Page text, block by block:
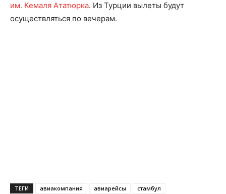
им. Кемаля Ататюрка. Из Турции вылеты будут
осуществляться по вечерам.
ТЕГИ авиакомпания авиарейсы
стамбул